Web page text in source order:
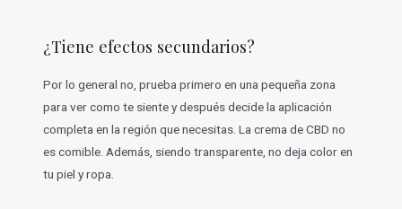
¿Tiene efectos secundarios?
Por lo general no, prueba primero en una pequeña zona
para ver como te siente y después decide la aplicación
completa en la región que necesitas. La crema de CBD no
es comible. Además, siendo transparente, no deja color en
tu piel y ropa.